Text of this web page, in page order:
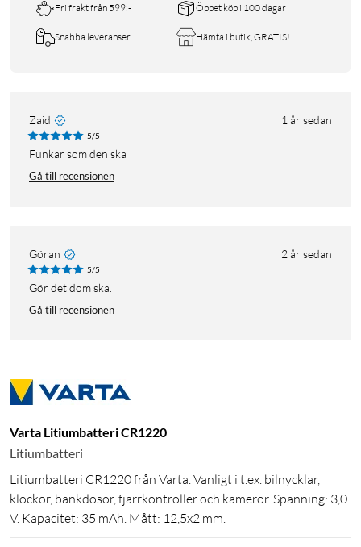
Fri frakt från 599:- Öppet köp i 100 dagar
Snabba leveranser Hämta i butik, GRATIS!
Zaid 1 år sedan
5/5
Funkar som den ska
Gå till recensionen
Göran 2 år sedan
5/5
Gör det dom ska.
Gå till recensionen
Varta Litiumbatteri CR1220
Litiumbatteri
Litiumbatteri CR1220 från Varta. Vanligt i t.ex. bilnycklar,
klockor, bankdosor, fjärrkontroller och kameror. Spänning: 3,0
V. Kapacitet: 35 mAh. Mått: 12,5x2 mm.